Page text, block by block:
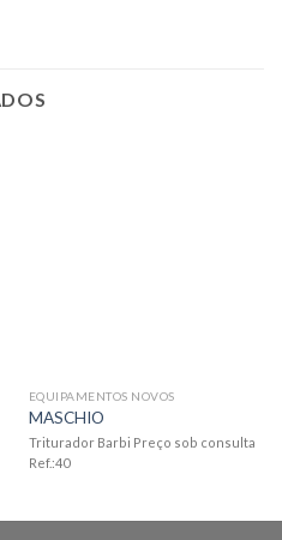
EQUIPAMENTOS NOVOS
MASCHIO
Triturador Barbi Preço sob consulta
Ref.:40